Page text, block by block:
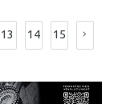
13 14 15